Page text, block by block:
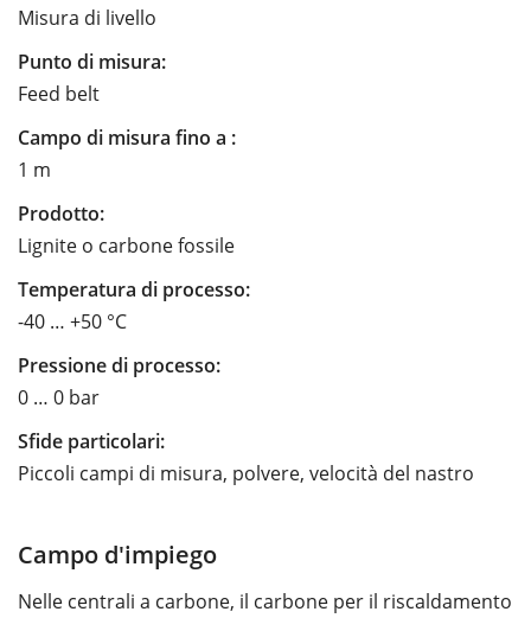
Misura di livello
Punto di misura:
Feed belt
Campo di misura fino a :
1 m
Prodotto:
Lignite o carbone fossile
Temperatura di processo:
-40 … +50 °C
Pressione di processo:
0 … 0 bar
Sfide particolari:
Piccoli campi di misura, polvere, velocità del nastro
Campo d'impiego
Nelle centrali a carbone, il carbone per il riscaldamento